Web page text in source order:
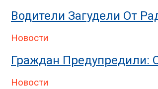
Водители Загудели От
Новости
Граждан Предупредили:
Новости